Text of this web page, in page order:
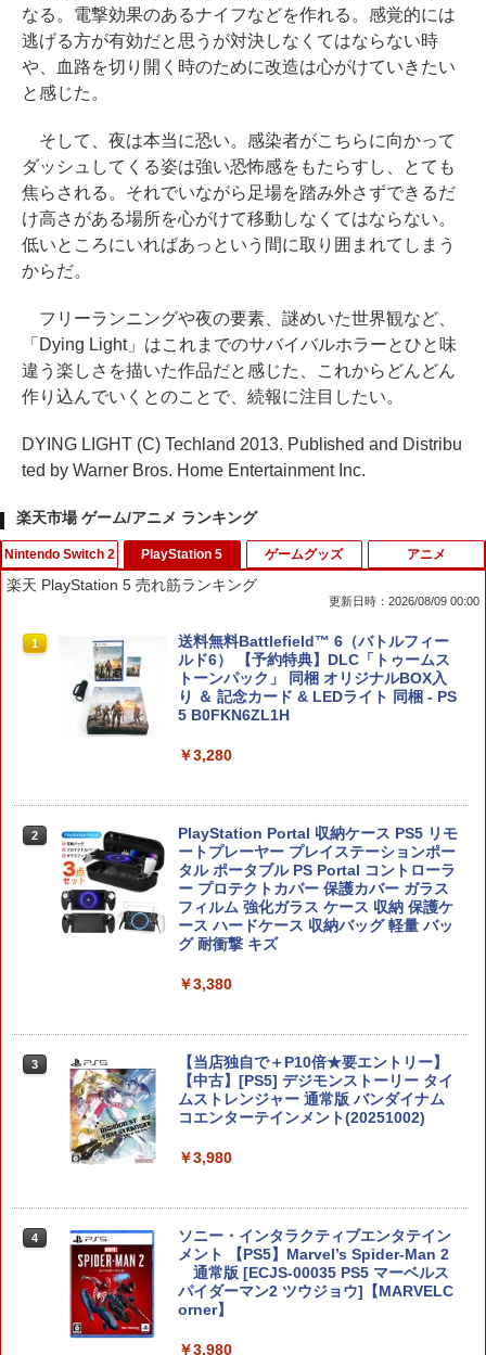
なる。電撃効果のあるナイフなどを作れる。感覚的には
逃げる方が有効だと思うが対決しなくてはならない時
や、血路を切り開く時のために改造は心がけていきたい
と感じた。
そして、夜は本当に恐い。感染者がこちらに向かって
ダッシュしてくる姿は強い恐怖感をもたらすし、とても
焦らされる。それでいながら足場を踏み外さずできるだ
け高さがある場所を心がけて移動しなくてはならない。
低いところにいればあっという間に取り囲まれてしまう
からだ。
フリーランニングや夜の要素、謎めいた世界観など、
「Dying Light」はこれまでのサバイバルホラーとひと味
違う楽しさを描いた作品だと感じた、これからどんどん
作り込んでいくとのことで、続報に注目したい。
DYING LIGHT (C) Techland 2013. Published and Distribu
ted by Warner Bros. Home Entertainment Inc.
楽天市場 ゲーム/アニメ ランキング
Nintendo Switch 2
1
任天堂純正/日本国内仕様【Switch 2専
用】Nintendo Switch 2 ACアダプタ
ー クロネコヤマト宅急便で安心お届け
(北海道：660円、沖縄県：1100円を送料
として別途いただきます。) ニンテンド
【中古】 ドラゴンクエストVII Reimagi
ned／Nintendo Switch2
￥5,445
スイッチ2 Switch Switch2 ケース ポー
チ カバー バッグ バック ポータブル Nint
endo ニンテンドー スイッチ 可愛い か
わいい Switch2 保護フィルム
￥1,480
4
【中古】Switch2 ドンキーコング バナ
ンザ (ニンテンドースイッチ2)
￥6,213
PlayStation 5
楽天 PlayStation 5 売れ筋ランキング
更新日時：2026/08/09 00:00
1
送料無料Battlefield™ 6（バトルフィー
ルド6） 【予約特典】DLC「トゥームス
トーンパック」 同梱 オリジナルBOX入
り ＆ 記念カード & LEDライト 同梱 - PS
5 B0FKN6ZL1H
￥3,280
2
PlayStation Portal 収納ケース PS5 リモ
ートプレーヤー プレイステーションポー
タル ポータブル PS Portal コントローラ
ー プロテクトカバー 保護カバー ガラス
フィルム 強化ガラス ケース 収納 保護ケ
ース ハードケース 収納バッグ 軽量 バッ
グ 耐衝撃 キズ
￥3,380
3
【当店独自で＋P10倍★要エントリー】
【中古】[PS5] デジモンストーリー タイ
ムストレンジャー 通常版 バンダイナム
コエンターテインメント(20251002)
￥3,980
4
ソニー・インタラクティブエンタテイン
メント 【PS5】Marvel’s Spider-Man 2
通常版 [ECJS-00035 PS5 マーベルス
パイダーマン2 ツウジョウ]【MARVELC
orner】
￥3,980
ゲームグッズ アニメ